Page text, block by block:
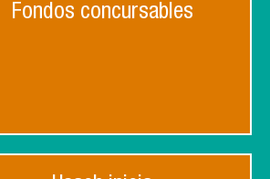
Fondos concursables